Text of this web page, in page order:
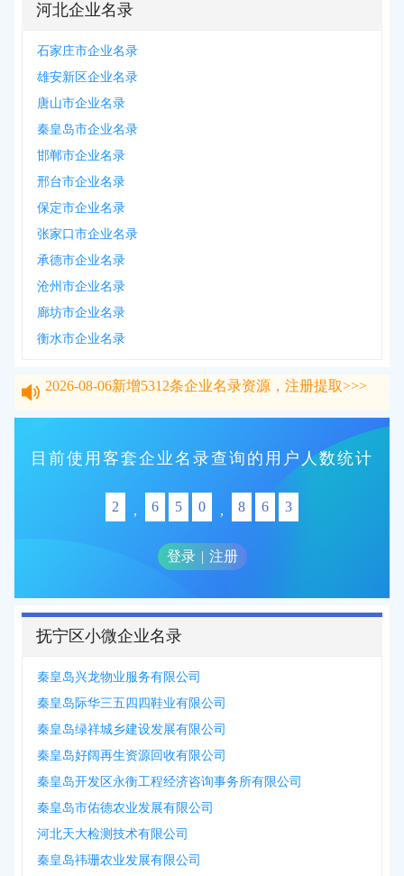
河北企业名录
石家庄市企业名录
雄安新区企业名录
唐山市企业名录
秦皇岛市企业名录
邯郸市企业名录
邢台市企业名录
保定市企业名录
张家口市企业名录
承德市企业名录
沧州市企业名录
廊坊市企业名录
衡水市企业名录
目前使用客套企业名录查询的用户人数统计
2 , 6 5 0 , 8 6 3
登录 | 注册
抚宁区小微企业名录
秦皇岛兴龙物业服务有限公司
秦皇岛际华三五四四鞋业有限公司
秦皇岛绿祥城乡建设发展有限公司
秦皇岛好阔再生资源回收有限公司
秦皇岛开发区永衡工程经济咨询事务所有限公司
秦皇岛市佑德农业发展有限公司
河北天大检测技术有限公司
秦皇岛祎珊农业发展有限公司